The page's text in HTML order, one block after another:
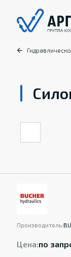
Производитель:
Цена:по